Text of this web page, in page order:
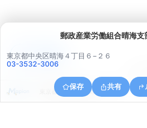
郵政産業労働組合晴海支
東京都中央区晴海４丁目６−２６
03-3532-3006
保存 共有
東京都江東区越中島２丁目１
アプリで見る